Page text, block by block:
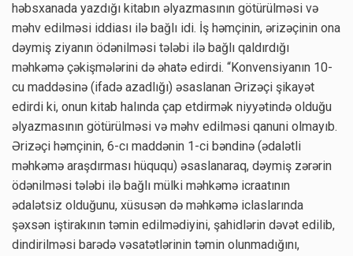
həbsxanada yazdığı kitabın əlyazmasının götürülməsi və
məhv edilməsi iddiası ilə bağlı idi. İş həmçinin, ərizəçinin ona
dəymiş ziyanın ödənilməsi tələbi ilə bağlı qaldırdığı
məhkəmə çəkişmələrini də əhatə edirdi. “Konvensiyanın 10-
cu maddəsinə (ifadə azadlığı) əsaslanan Ərizəçi şikayət
edirdi ki, onun kitab halında çap etdirmək niyyətində olduğu
əlyazmasının götürülməsi və məhv edilməsi qanuni olmayıb.
Ərizəçi həmçinin, 6-cı maddənin 1-ci bəndinə (ədalətli
məhkəmə araşdırması hüququ) əsaslanaraq, dəymiş zərərin
ödənilməsi tələbi ilə bağlı mülki məhkəmə icraatının
ədalətsiz olduğunu, xüsusən də məhkəmə iclaslarında
şəxsən iştirakının təmin edilmədiyini, şahidlərin dəvət edilib,
dindirilməsi barədə vəsatətlərinin təmin olunmadığını,